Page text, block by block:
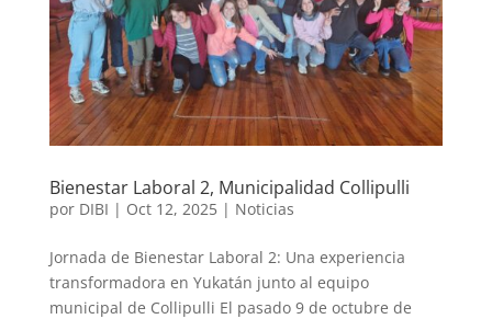
Bienestar Laboral 2, Municipalidad Collipulli
por DIBI | Oct 12, 2025| Noticias
Jornada de Bienestar Laboral 2: Una experiencia
transformadora en Yukatán junto al equipo
municipal de Collipulli El pasado 9 de octubre de